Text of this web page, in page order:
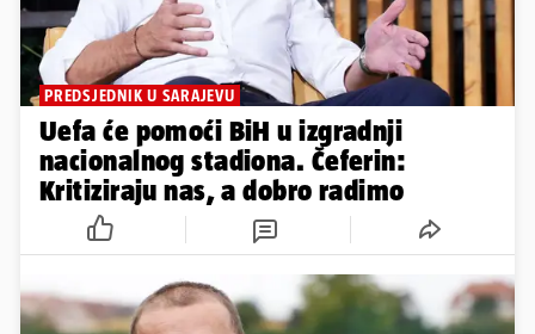
PREDSJEDNIK U SARAJEVU
Uefa će pomoći BiH u izgradnji
nacionalnog stadiona. Čeferin:
Kritiziraju nas, a dobro radimo